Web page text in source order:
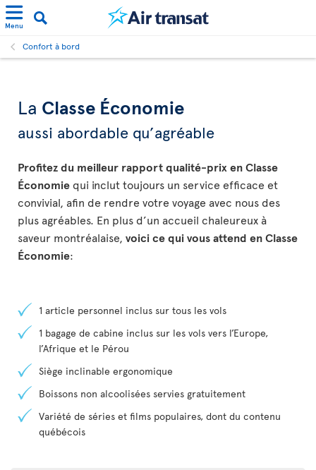
Menu
Confort à bord
La Classe Économie
aussi abordable qu’agréable
Profitez du meilleur rapport qualité-prix en Classe
Économie qui inclut toujours un service efficace et
convivial, afin de rendre votre voyage avec nous des
plus agréables. En plus d’un accueil chaleureux à
saveur montréalaise, voici ce qui vous attend en Classe
Économie:
1 article personnel inclus sur tous les vols
1 bagage de cabine inclus sur les vols vers l’Europe,
l’Afrique et le Pérou
Siège inclinable ergonomique
Boissons non alcoolisées servies gratuitement
Variété de séries et films populaires, dont du contenu
québécois